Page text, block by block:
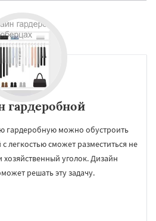
гардеробной
гардеробную можно обустроить
легкостью сможет разместиться не
уголок. Дизайн
решать эту задачу.